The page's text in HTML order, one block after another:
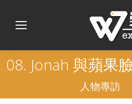
08. Jonah 與蘋果
人物專訪